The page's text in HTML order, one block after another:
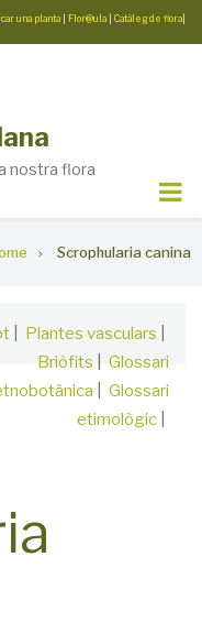
una planta Flor@ula Catàleg de flora
nostra flora
Scrophularia canina
Plantes vasculars
Briòfits
Glossari
Glossari
etimològic